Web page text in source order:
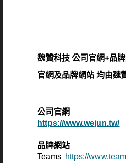
魏贊科技 公司官網+品
官網及品牌網站 均由魏
公司官網
https://www.wejun.tw/
品牌網站
Teams https://